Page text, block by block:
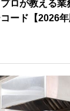
ロが教える業
ード【2026年